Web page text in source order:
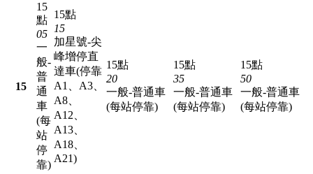
15
15
點
05
一
般-
普
通
車
(每
站
停
靠)
15點
15
加星號-尖
峰增停直
達車(停靠
A1、A3、
A8、
A12、
A13、
A18、
A21)
15點
20
一般-普通車
(每站停靠)
15點
35
一般-普通車
(每站停靠)
15點
50
一般-普通車
(每站停靠)